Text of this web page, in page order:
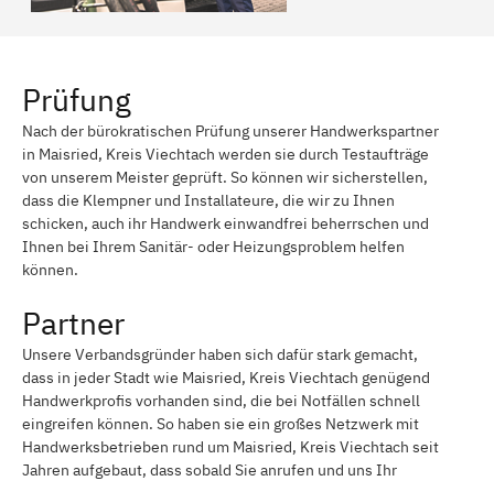
Prüfung
Nach der bürokratischen Prüfung unserer Handwerkspartner
in Maisried, Kreis Viechtach werden sie durch Testaufträge
von unserem Meister geprüft. So können wir sicherstellen,
dass die Klempner und Installateure, die wir zu Ihnen
schicken, auch ihr Handwerk einwandfrei beherrschen und
Ihnen bei Ihrem Sanitär- oder Heizungsproblem helfen
können.
Partner
Unsere Verbandsgründer haben sich dafür stark gemacht,
dass in jeder Stadt wie Maisried, Kreis Viechtach genügend
Handwerkprofis vorhanden sind, die bei Notfällen schnell
eingreifen können. So haben sie ein großes Netzwerk mit
Handwerksbetrieben rund um Maisried, Kreis Viechtach seit
Jahren aufgebaut, dass sobald Sie anrufen und uns Ihr